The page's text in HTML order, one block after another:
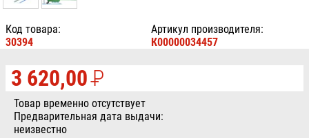
Код товара:
30394
Артикул производителя:
К00000034457
3 620,00P
УБ.
Товар временно отсутствует
Предварительная дата выдачи:
неизвестно